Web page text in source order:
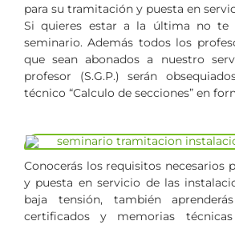
para su tramitación y puesta en
Si quieres estar a la última no te
seminario. Además todos los
que sean abonados a nuestro
profesor (S.G.P.) serán
técnico “Calculo de secciones” en
Conocerás los requisitos necesarios
y puesta en servicio de las
baja tensión, también
certificados y memorias